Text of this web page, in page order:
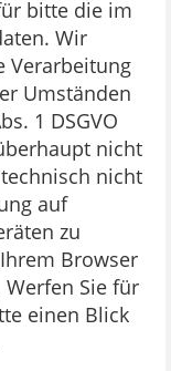
bitte die im
Wir
Verarbeitung
Umständen
1 DSGVO
nicht
nicht
auf
zu
Browser
Sie für
einen Blick